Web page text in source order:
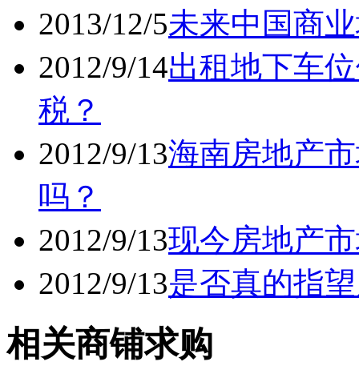
2013/12/5未来中国商
2012/9/14出租地下车
税？
2012/9/13海南房地产
吗？
2012/9/13现今房地产
2012/9/13是否真的指
相关商铺求购